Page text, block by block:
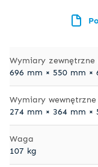
Wymiary zewnętrzne
696 mm × 550 mm ×
Wymiary
274 mm × 364 mm ×
Waga
107 kg